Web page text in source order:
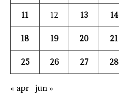
11 12 13 14
18 19 20 21
25 26 27 28
« apr jun »